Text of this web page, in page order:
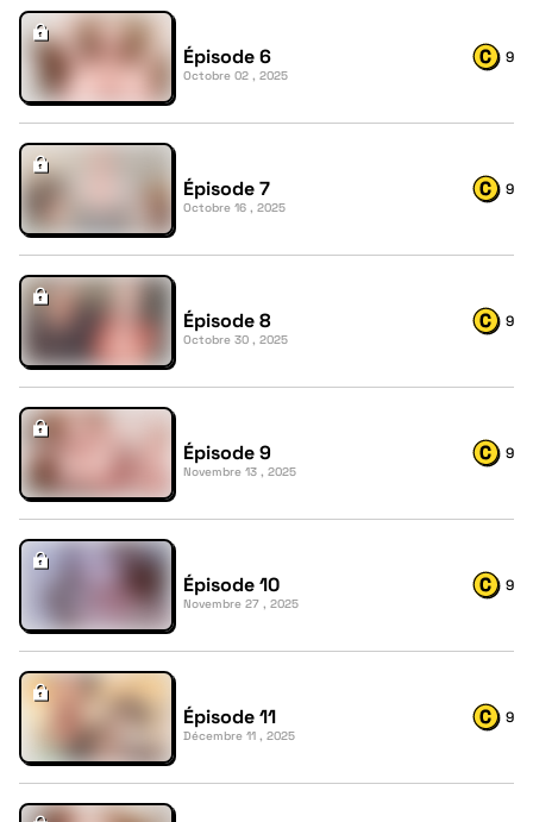
Épisode 6
Octobre 02 , 2025
9
Épisode 7
Octobre 16 , 2025
9
Épisode 8
Octobre 30 , 2025
9
Épisode 9
Novembre 13 , 2025
9
Épisode 10
Novembre 27 , 2025
9
Épisode 11
Décembre 11 , 2025
9